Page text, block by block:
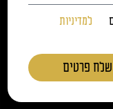
למדיניות
שלח פרטים